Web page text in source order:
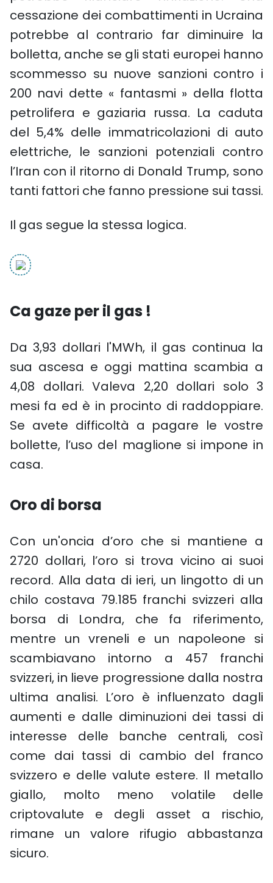
cessazione dei combattimenti in Ucraina
potrebbe al contrario far diminuire la
bolletta, anche se gli stati europei hanno
scommesso su nuove sanzioni contro i
200 navi dette « fantasmi » della flotta
petrolifera e gaziaria russa. La caduta
del 5,4% delle immatricolazioni di auto
elettriche, le sanzioni potenziali contro
l’Iran con il ritorno di Donald Trump, sono
tanti fattori che fanno pressione sui tassi.
Il gas segue la stessa logica.
Ca gaze per il gas !
Da 3,93 dollari l'MWh, il gas continua la
sua ascesa e oggi mattina scambia a
4,08 dollari. Valeva 2,20 dollari solo 3
mesi fa ed è in procinto di raddoppiare.
Se avete difficoltà a pagare le vostre
bollette, l’uso del maglione si impone in
casa.
Oro di borsa
Con un'oncia d’oro che si mantiene a
2720 dollari, l’oro si trova vicino ai suoi
record. Alla data di ieri, un lingotto di un
chilo costava 79.185 franchi svizzeri alla
borsa di Londra, che fa riferimento,
mentre un vreneli e un napoleone si
scambiavano intorno a 457 franchi
svizzeri, in lieve progressione dalla nostra
ultima analisi. L’oro è influenzato dagli
aumenti e dalle diminuzioni dei tassi di
interesse delle banche centrali, così
come dai tassi di cambio del franco
svizzero e delle valute estere. Il metallo
giallo, molto meno volatile delle
criptovalute e degli asset a rischio,
rimane un valore rifugio abbastanza
sicuro.